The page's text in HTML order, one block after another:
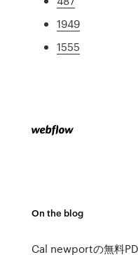
1949
1555
On the blog
Cal newportの無料